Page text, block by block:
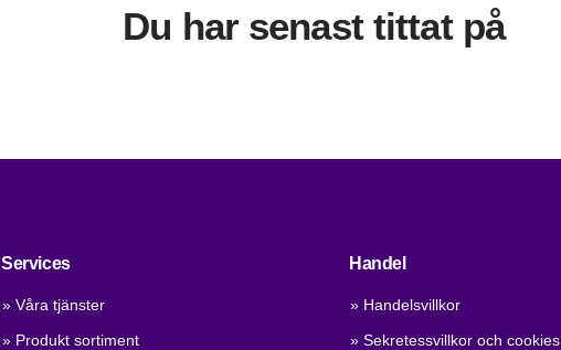
Du har senast tittat på
Services
» Våra tjänster
» Produkt sortiment
Handel
» Handelsvillkor
» Sekretessvillkor och cookies